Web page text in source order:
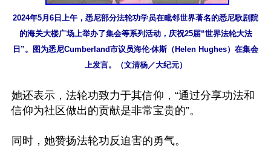
2024年5月6日上午，悉尼部分法轮功学员在毗邻世界著名的悉尼歌剧院
的海关大楼广场上举办了集会等系列活动，庆祝25届“世界法轮大法
日”。图为悉尼Cumberland市议员海伦‧休斯（Helen Hughes）在集会
上发言。（文清杨／大纪元）
她还表示，法轮功致力于其信仰，“通过分享功法和
信仰为社区做出的贡献是非常宝贵的”。
同时，她赞扬法轮功反迫害的勇气。